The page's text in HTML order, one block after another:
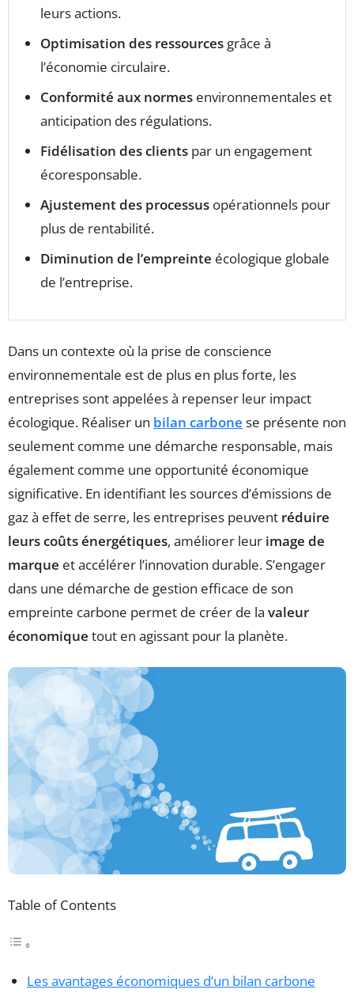
leurs actions.
Optimisation des ressources grâce à
l’économie circulaire.
Conformité aux normes environnementales et
anticipation des régulations.
Fidélisation des clients par un engagement
écoresponsable.
Ajustement des processus opérationnels pour
plus de rentabilité.
Diminution de l’empreinte écologique globale
de l’entreprise.
Dans un contexte où la prise de conscience
environnementale est de plus en plus forte, les
entreprises sont appelées à repenser leur impact
écologique. Réaliser un bilan carbone se présente non
seulement comme une démarche responsable, mais
également comme une opportunité économique
significative. En identifiant les sources d’émissions de
gaz à effet de serre, les entreprises peuvent réduire
leurs coûts énergétiques, améliorer leur image de
marque et accélérer l’innovation durable. S’engager
dans une démarche de gestion efficace de son
empreinte carbone permet de créer de la valeur
économique tout en agissant pour la planète.
Table of Contents
Les avantages économiques d’un bilan carbone